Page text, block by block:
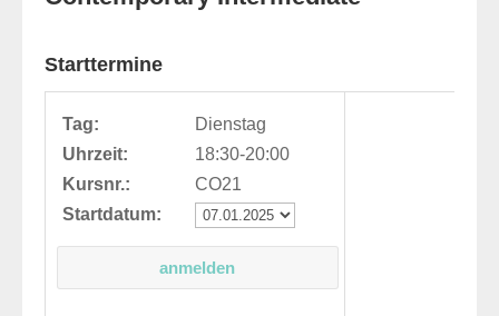
Starttermine
Tag:
Dienstag
Uhrzeit:
18:30-20:00
Kursnr.:
CO21
Startdatum: